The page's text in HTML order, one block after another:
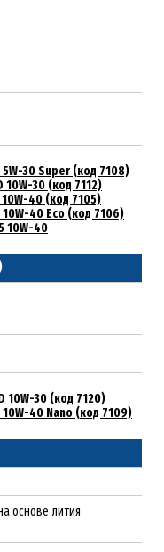
5W-30 Super (код 7108)
10W-30 (код 7112)
10W-40 (код 7105)
10W-40 Eco (код 7106)
10W-40
10W-30 (код 7120)
10W-40 Nano (код 7109)
основе лития